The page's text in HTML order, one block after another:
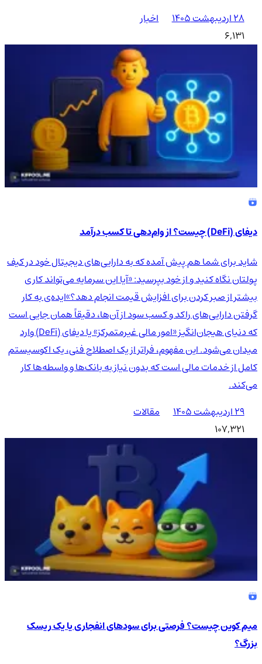
۲۸ اردیبهشت ۱۴۰۵
اخبار
6,131
دیفای (DeFi) چیست؟ از وام‌دهی تا کسب درآمد
شاید برای شما هم پیش آمده که به دارایی‌های دیجیتال خود در کیف
پولتان نگاه کنید و از خود بپرسید: «آیا این سرمایه می‌تواند کاری
بیشتر از صبر کردن برای افزایش قیمت انجام دهد؟»ایده‌ی به کار
گرفتن دارایی‌های راکد و کسب سود از آن‌ها، دقیقاً همان جایی است
که دنیای هیجان‌انگیز «امور مالی غیرمتمرکز» یا دیفای (DeFi) وارد
میدان می‌شود. این مفهوم، فراتر از یک اصطلاح فنی، یک اکوسیستم
کامل از خدمات مالی است که بدون نیاز به بانک‌ها و واسطه‌ها کار
می‌کند.
۲۹ اردیبهشت ۱۴۰۵
مقالات
107,321
میم کوین چیست؟ فرصتی برای سودهای انفجاری یا یک ریسک
بزرگ؟